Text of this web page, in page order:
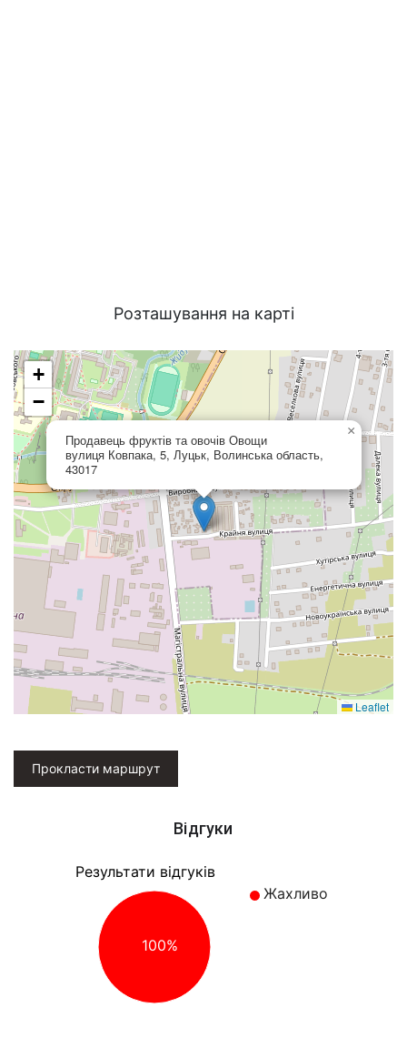
Розташування на карті
Продавець фруктів та овочів Овощи
вулиця Ковпака, 5, Луцьк, Волинська область,
43017
×
+
−
Leaflet
Прокласти маршрут
Відгуки
Результати відгуків
Жахливо
100%